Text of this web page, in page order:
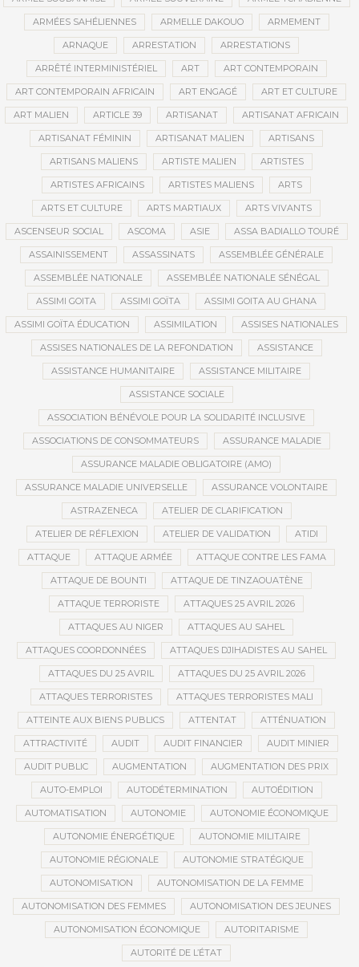
ARMÉES SAHÉLIENNES ARMELLE DAKOUO ARMEMENT
ARNAQUE ARRESTATION ARRESTATIONS
ARRÊTÉ INTERMINISTÉRIEL ART ART CONTEMPORAIN
ART CONTEMPORAIN AFRICAIN ART ENGAGÉ ART ET CULTURE
ART MALIEN ARTICLE 39 ARTISANAT ARTISANAT AFRICAIN
ARTISANAT FÉMININ ARTISANAT MALIEN ARTISANS
ARTISANS MALIENS ARTISTE MALIEN ARTISTES
ARTISTES AFRICAINS ARTISTES MALIENS ARTS
ARTS ET CULTURE ARTS MARTIAUX ARTS VIVANTS
ASCENSEUR SOCIAL ASCOMA ASIE ASSA BADIALLO TOURÉ
ASSAINISSEMENT ASSASSINATS ASSEMBLÉE GÉNÉRALE
ASSEMBLÉE NATIONALE ASSEMBLÉE NATIONALE SÉNÉGAL
ASSIMI GOITA ASSIMI GOÏTA ASSIMI GOITA AU GHANA
ASSIMI GOÏTA ÉDUCATION ASSIMILATION ASSISES NATIONALES
ASSISES NATIONALES DE LA REFONDATION ASSISTANCE
ASSISTANCE HUMANITAIRE ASSISTANCE MILITAIRE
ASSISTANCE SOCIALE
ASSOCIATION BÉNÉVOLE POUR LA SOLIDARITÉ INCLUSIVE
ASSOCIATIONS DE CONSOMMATEURS ASSURANCE MALADIE
ASSURANCE MALADIE OBLIGATOIRE (AMO)
ASSURANCE MALADIE UNIVERSELLE ASSURANCE VOLONTAIRE
ASTRAZENECA ATELIER DE CLARIFICATION
ATELIER DE RÉFLEXION ATELIER DE VALIDATION ATIDI
ATTAQUE ATTAQUE ARMÉE ATTAQUE CONTRE LES FAMA
ATTAQUE DE BOUNTI ATTAQUE DE TINZAOUATÈNE
ATTAQUE TERRORISTE ATTAQUES 25 AVRIL 2026
ATTAQUES AU NIGER ATTAQUES AU SAHEL
ATTAQUES COORDONNÉES ATTAQUES DJIHADISTES AU SAHEL
ATTAQUES DU 25 AVRIL ATTAQUES DU 25 AVRIL 2026
ATTAQUES TERRORISTES ATTAQUES TERRORISTES MALI
ATTEINTE AUX BIENS PUBLICS ATTENTAT ATTÉNUATION
ATTRACTIVITÉ AUDIT AUDIT FINANCIER AUDIT MINIER
AUDIT PUBLIC AUGMENTATION AUGMENTATION DES PRIX
AUTO-EMPLOI AUTODÉTERMINATION AUTOÉDITION
AUTOMATISATION AUTONOMIE AUTONOMIE ÉCONOMIQUE
AUTONOMIE ÉNERGÉTIQUE AUTONOMIE MILITAIRE
AUTONOMIE RÉGIONALE AUTONOMIE STRATÉGIQUE
AUTONOMISATION AUTONOMISATION DE LA FEMME
AUTONOMISATION DES FEMMES AUTONOMISATION DES JEUNES
AUTONOMISATION ÉCONOMIQUE AUTORITARISME
AUTORITÉ DE L’ÉTAT